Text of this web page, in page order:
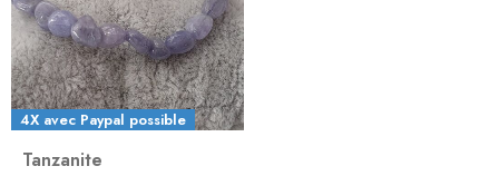
4X avec Paypal possible
Tanzanite